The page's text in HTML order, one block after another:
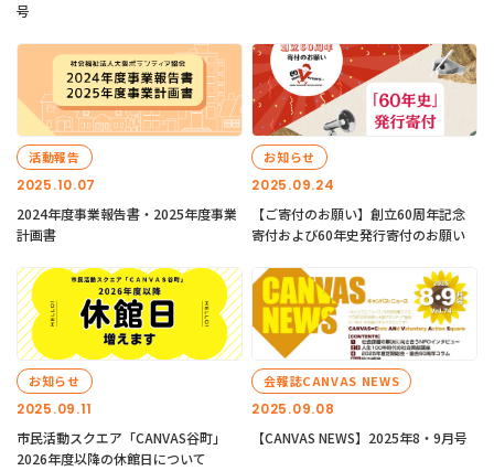
号
2025.10.07
活動報告
2024年度事業報告書・2025年度事業
計画書
2025.09.24
お知らせ
【ご寄付のお願い】創立60周年記念
寄付および60年史発行寄付のお願い
2025.09.11
お知らせ
市民活動スクエア「CANVAS谷町」
2026年度以降の休館日について
2025.09.08
会報誌CANVAS NEWS
【CANVAS NEWS】2025年8・9月号